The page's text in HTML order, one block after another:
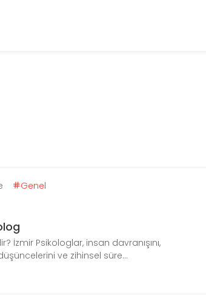
Genel
İzmir Psikologlar, insan davranışını,
ve zihinsel süre...